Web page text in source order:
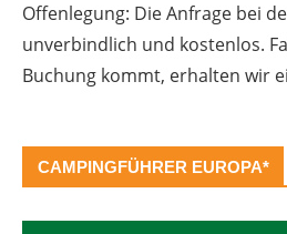
Offenlegung: Die Anfrage bei
unverbindlich und kostenlos.
Buchung kommt, erhalten wir
CAMPINGFÜHRER EUROPA*